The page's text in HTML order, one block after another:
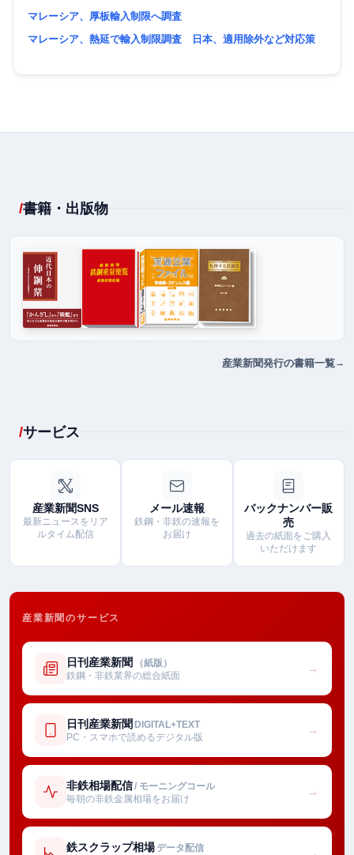
マレーシア、厚板輸入制限へ調査
マレーシア、熱延で輸入制限調査 日本、適用除外など対応策
書籍・出版物
産業新聞発行の書籍一覧
サービス
産業新聞SNS
最新ニュースをリア
ルタイム配信
メール速報
鉄鋼・非鉄の速報を
お届け
バックナンバー販
売
過去の紙面をご購入
いただけます
産業新聞のサービス
日刊産業新聞 （紙版）
鉄鋼・非鉄業界の総合紙面
→
日刊産業新聞 DIGITAL+TEXT
PC・スマホで読めるデジタル版
→
非鉄相場配信/ モーニングコール
毎朝の非鉄金属相場をお届け
→
鉄スクラップ相場 データ配信